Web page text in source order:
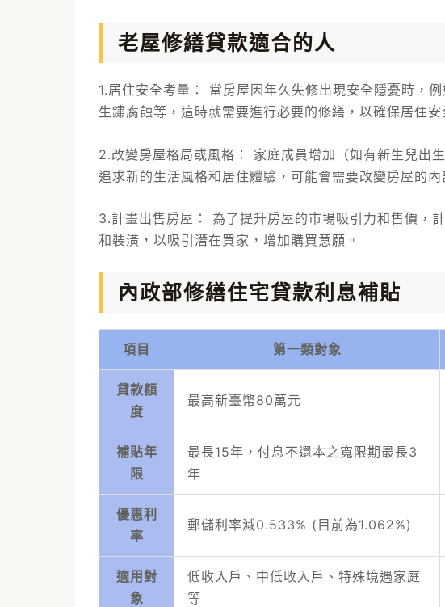
老屋修繕貸款適合的人
1.居住安全考量： 當房屋因年久失修出現安全隱憂時，
生鏽腐蝕等，這時就需要進行必要的修繕，以確保居住安
2.改變房屋格局或風格： 家庭成員增加（如有新生兒出
追求新的生活風格和居住體驗，可能會需要改變房屋的內
3.計畫出售房屋： 為了提升房屋的市場吸引力和售價，
和裝潢，以吸引潛在買家，增加購買意願。
內政部修繕住宅貸款利息補貼
項目 第一類對象
貸款額
度
最高新臺幣80萬元
補貼年
限
最長15年，付息不還本之寬限期最長3
年
優惠利
率
郵儲利率減0.533% (目前為1.062%)
適用對
象
低收入戶、中低收入戶、特殊境遇家庭
等